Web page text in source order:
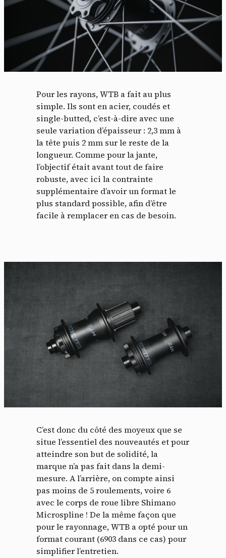
Pour les rayons, WTB a fait au plus
simple. Ils sont en acier, coudés et
single-butted, c’est-à-dire avec une
seule variation d’épaisseur : 2,3 mm à
la tête puis 2 mm sur le reste de la
longueur. Comme pour la jante,
l’objectif était avant tout de faire
robuste, avec ici la contrainte
supplémentaire d’avoir un format le
plus standard possible, afin d’être
facile à remplacer en cas de besoin.
C’est donc du côté des moyeux que se
situe l’essentiel des nouveautés et pour
atteindre son but de solidité, la
marque n’a pas fait dans la demi-
mesure. A l’arrière, on compte ainsi
pas moins de 5 roulements, voire 6
avec le corps de roue libre Shimano
Microspline ! De la même façon que
pour le rayonnage, WTB a opté pour un
format courant (6903 dans ce cas) pour
simplifier l’entretien.